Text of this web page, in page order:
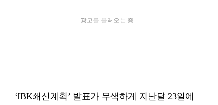
광고를 불러오는 중...
‘IBK쇄신계획’ 발표가 무색하게 지난달 23일에